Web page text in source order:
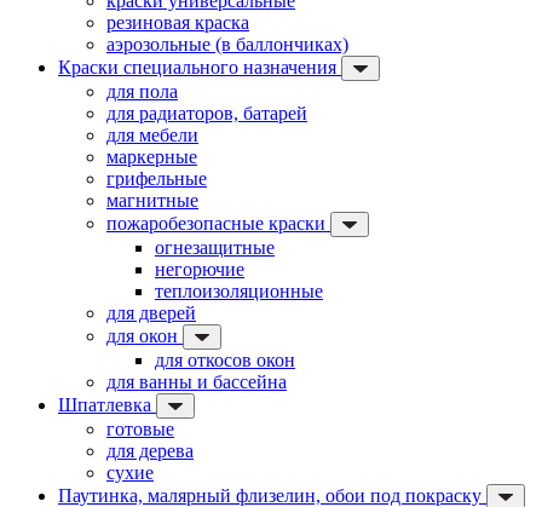
резиновая краска
аэрозольные (в баллончиках)
Краски специального назначения
для пола
для радиаторов, батарей
для мебели
маркерные
грифельные
магнитные
пожаробезопасные краски
огнезащитные
негорючие
теплоизоляционные
для дверей
для окон
для откосов окон
для ванны и бассейна
Шпатлевка
готовые
для дерева
сухие
Паутинка, малярный флизелин, обои под покраску